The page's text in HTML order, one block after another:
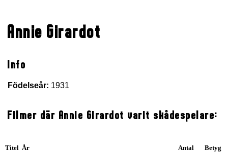
Annie Girardot
Info
Födelseår: 1931
Filmer där Annie Girardot varit skådespelare:
Titel År Antal Betyg